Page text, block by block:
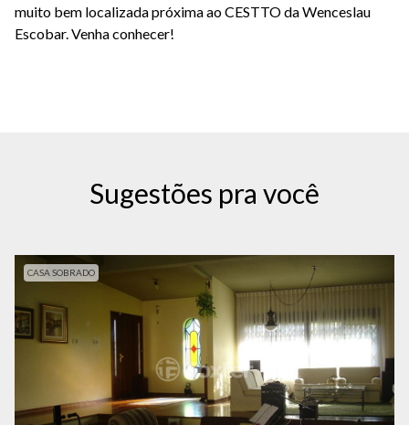
muito bem localizada próxima ao CESTTO da Wenceslau
Escobar. Venha conhecer!
Sugestões pra você
CASA SOBRADO